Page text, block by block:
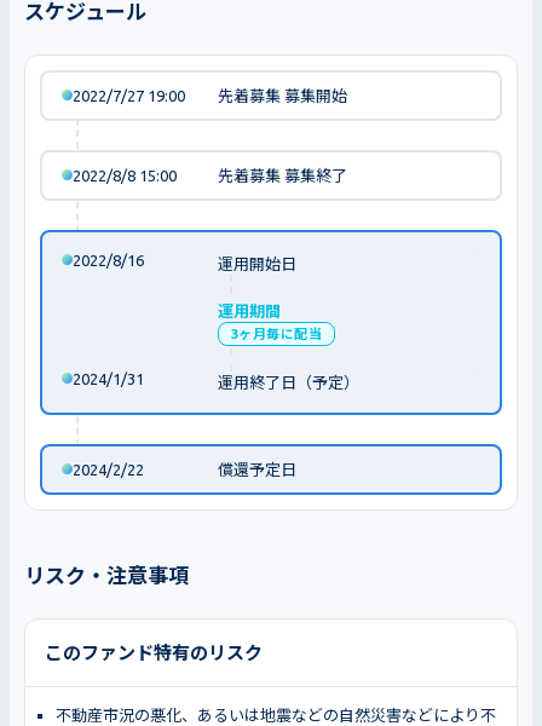
スケジュール
2022/7/27 19:00 先着募集 募集開始
2022/8/8 15:00 先着募集 募集終了
2022/8/16 運用開始日
運用期間
3ヶ月毎に配当
2024/1/31 運用終了日（予定）
2024/2/22 償還予定日
リスク・注意事項
このファンド特有のリスク
不動産市況の悪化、あるいは地震などの自然災害などにより不